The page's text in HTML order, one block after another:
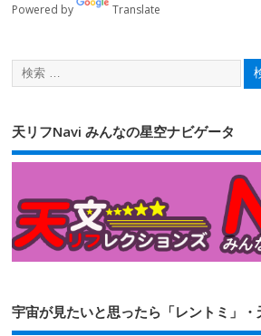
Powered by Translate
天リフNavi みんなの星空ナビゲータ
宇宙が見たいと思ったら「レントミ」